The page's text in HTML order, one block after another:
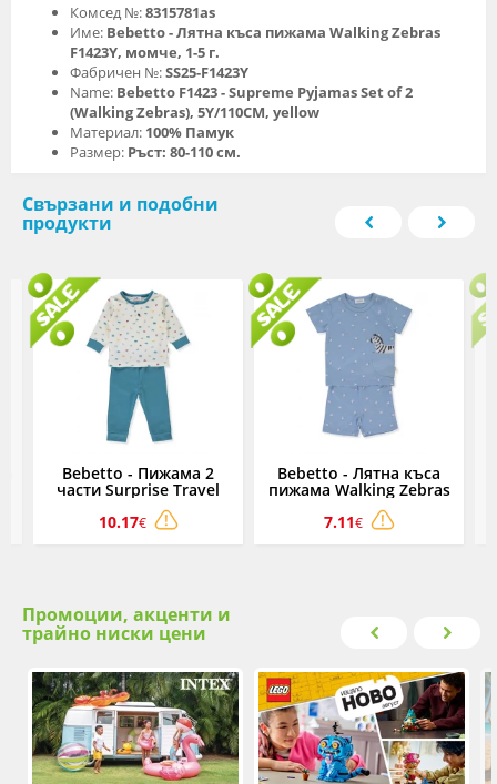
Комсед №:8315781as
Име: Bebetto - Лятна къса пижама Walking Zebras
F1423Y, момче, 1-5 г.
Фабричен №:SS25-F1423Y
Name: Bebetto F1423 - Supreme Pyjamas Set of 2
(Walking Zebras), 5Y/110CM, yellow
Материал: 100% Памук
Размер: Ръст: 80-110 см.
Свързани и подобни
продукти
Bebetto - Пижама 2
части Surprise Travel
F1422, момче, 1-5 г.
10.17€
Bebetto - Лятна къса
пижама Walking Zebras
F1423B, момче, 1-5 г.
7.11€
Промоции, акценти и
трайно ниски цени